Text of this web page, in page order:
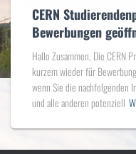
CERN
Bewerbungen
Hallo Zusammen, Die CERN
kurzem wieder für
wenn Sie die nachfolgenden
und alle anderen potenziell